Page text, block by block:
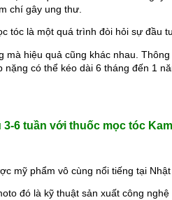
sau 2 tháng hiện giờ các bạn ai
khen lông mày của Trúc thật
chí gây ung thư.
tóc là một quá trình đòi hỏi sự
mà hiệu quả cũng khác nhau.
có thể kéo dài 6 tháng đến 1
6 tuần với thuốc mọc tóc
mỹ phẩm vô cùng nổi tiếng tại
đó là kỹ thuật sản xuất công